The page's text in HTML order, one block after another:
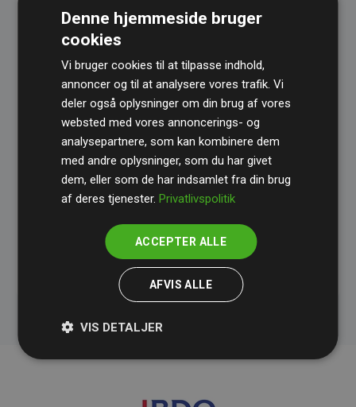
reducerende effekt, som i gennemsnit svarer til
dobbelt så meget CO₂ som den estimerede
Alle projekter er verificeret gennem Gold
Standard– en international ordning, der sikrer høj
kvalitet og gennemsigtighed i klimainvesteringer.
Du kan læse mere om de konkrete projekter
initiativet Websites, der støtter klimaprojekter
Denne hjemmeside bruger
cookies
Vi bruger cookies til at tilpasse indhold,
annoncer og til at analysere vores trafik. Vi
deler også oplysninger om din brug af vores
websted med vores annoncerings- og
analysepartnere, som kan kombinere dem
med andre oplysninger, som du har givet
dem, eller som de har indsamlet fra din brug
af deres tjenester.Privatlivspolitik
ACCEPTER ALLE
AFVIS ALLE
VIS DETALJER